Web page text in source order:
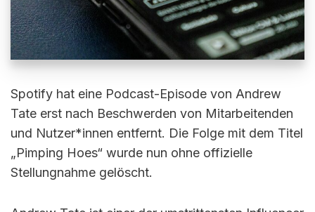
Spotify hat eine Podcast-Episode von Andrew
Tate erst nach Beschwerden von Mitarbeitenden
und Nutzer*innen entfernt. Die Folge mit dem Titel
„Pimping Hoes“ wurde nun ohne offizielle
Stellungnahme gelöscht.